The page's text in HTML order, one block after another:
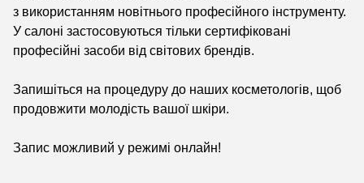
з використанням новітнього професійного інструменту.
У салоні застосовуються тільки сертифіковані
професійні засоби від світових брендів.
Запишіться на процедуру до наших косметологів, щоб
продовжити молодість вашої шкіри.
Запис можливий у режимі онлайн!